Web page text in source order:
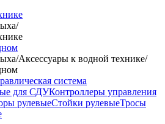
/
/Аксессуары к водной технике/
система
для СДУКонтроллеры управления
рулевыеСтойки рулевыеТросы